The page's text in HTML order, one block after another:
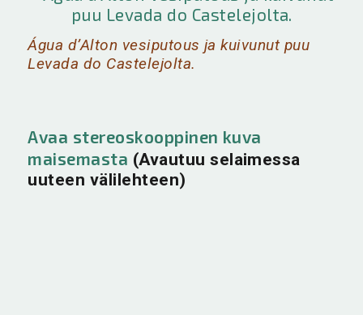
Água d’Alton vesiputous ja kuivunut puu
Levada do Castelejolta.
Avaa stereoskooppinen kuva
maisemasta (Avautuu selaimessa
uuteen välilehteen)